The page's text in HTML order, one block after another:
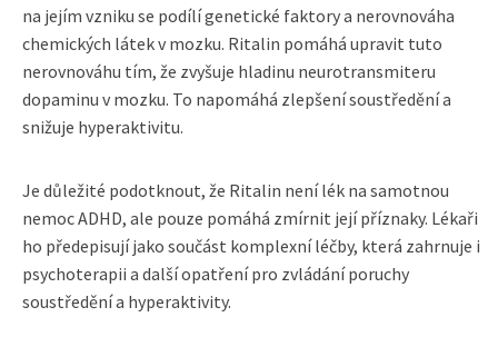
na jejím vzniku se podílí genetické faktory a nerovnováha
chemických látek v mozku. Ritalin pomáhá upravit tuto
nerovnováhu tím, že zvyšuje hladinu neurotransmiteru
dopaminu v mozku. To napomáhá zlepšení soustředění a
snižuje hyperaktivitu.
Je důležité podotknout, že Ritalin není lék na samotnou
nemoc ADHD, ale pouze pomáhá zmírnit její příznaky. Lékaři
ho předepisují jako součást komplexní léčby, která zahrnuje i
psychoterapii a další opatření pro zvládání poruchy
soustředění a hyperaktivity.